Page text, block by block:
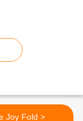
Carte Joy Fold >